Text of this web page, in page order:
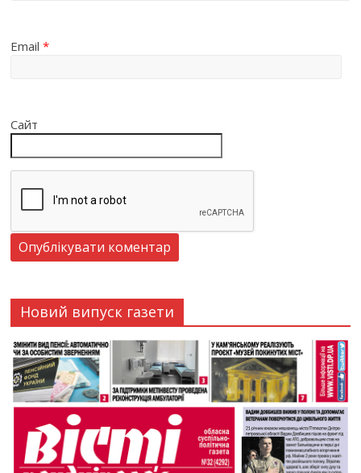
Email*
Сайт
Новий випуск газети